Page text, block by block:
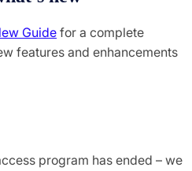
Guidefor a complete
features and enhancements
program has ended – we